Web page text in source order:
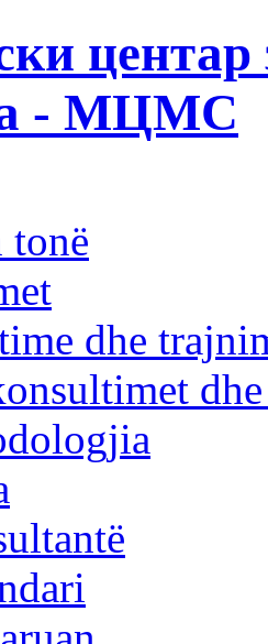
центар
- МЦМС
tonë
dhe